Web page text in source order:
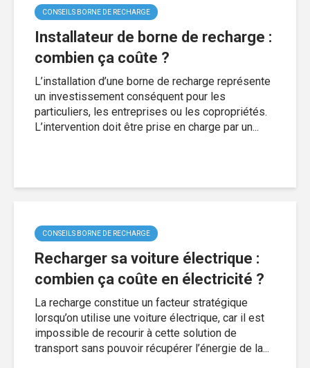
CONSEILS BORNE DE RECHARGE
Installateur de borne de recharge :
combien ça coûte ?
L’installation d’une borne de recharge représente
un investissement conséquent pour les
particuliers, les entreprises ou les copropriétés.
L’intervention doit être prise en charge par un...
CONSEILS BORNE DE RECHARGE
Recharger sa voiture électrique :
combien ça coûte en électricité ?
La recharge constitue un facteur stratégique
lorsqu’on utilise une voiture électrique, car il est
impossible de recourir à cette solution de
transport sans pouvoir récupérer l’énergie de la...